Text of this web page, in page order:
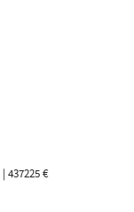
| 437225 €